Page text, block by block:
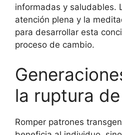
informadas y saludables.
atención plena y la
para desarrollar esta
proceso de cambio.
la ruptura
Romper patrones